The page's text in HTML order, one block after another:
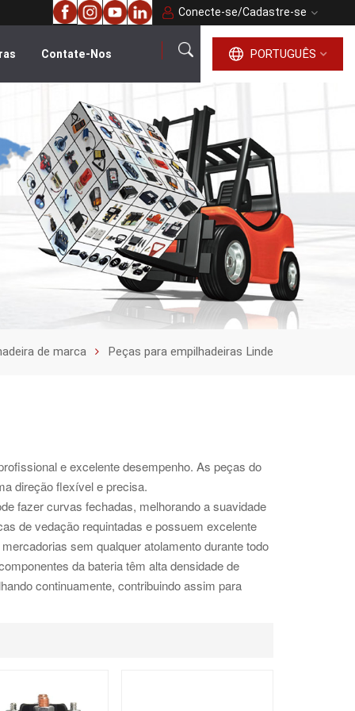
Conecte-se/Cadastre-se
Contate-Nos PORTUGUÊS
português
English
français
русский
español
العربية
de marca Peças para empilhadeiras Linde
e excelente desempenho. As peças do
direção flexível e precisa.
fazer curvas fechadas, melhorando a suavidade
de vedação requintadas e possuem excelente
sem qualquer atolamento durante todo
da bateria têm alta densidade de
continuamente, contribuindo assim para